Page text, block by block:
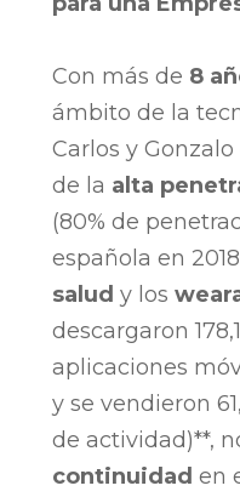
Con más de 8
ámbito de la
Carlos y
de la alta
(80% de
española en
salud y los
descargaron
aplicaciones
y se vendieron
de actividad)**,
continuidad en